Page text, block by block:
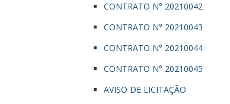
CONTRATO N° 20210042
CONTRATO N° 20210043
CONTRATO N° 20210044
CONTRATO N° 20210045
AVISO DE LICITAÇÃO